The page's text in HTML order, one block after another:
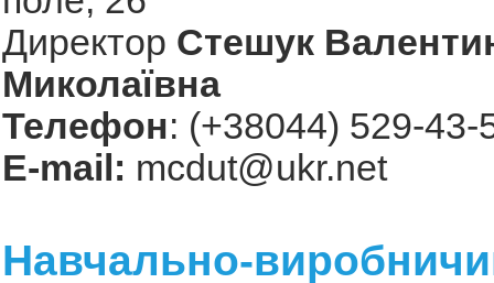
Директор Стешук
Миколаївна
Телефон: (+38044) 529-43-
Е-mail: mcdut@ukr.net
Навчально-